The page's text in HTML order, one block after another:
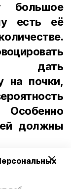
большое
есть её
дать
на почки,
Особенно
должны
граммов